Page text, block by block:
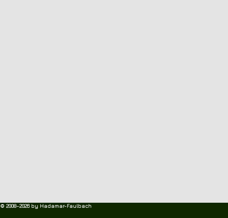
© 2008–2026 by Hadamar-Faulbach